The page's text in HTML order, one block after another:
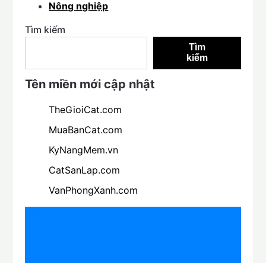
Nông nghiệp
Tìm kiếm
Tìm
kiếm
Tên miền mới cập nhật
TheGioiCat.com
MuaBanCat.com
KyNangMem.vn
CatSanLap.com
VanPhongXanh.com